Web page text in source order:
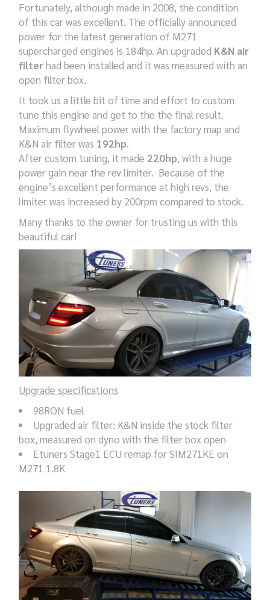
Fortunately, although made in 2008, the condition
of this car was excellent. The officially announced
power for the latest generation of M271
supercharged engines is 184hp. An upgraded K&N air
filterhad been installed and it was measured with an
open filter box.
It took us a little bit of time and effort to custom
tune this engine and get to the the final result.
Maximum flywheel power with the factory map and
K&N air filter was 192hp.
After custom tuning, it made 220hp, with a huge
power gain near the rev limiter. Because of the
engine’s excellent performance at high revs, the
limiter was increased by 200rpm compared to stock.
Many thanks to the owner for trusting us with this
beautiful car!
Upgrade specifications
98RON fuel
Upgraded air filter: K&N inside the stock filter
box, measured on dyno with the filter box open
Etuners Stage1 ECU remap for SIM271KE on
M271 1.8K